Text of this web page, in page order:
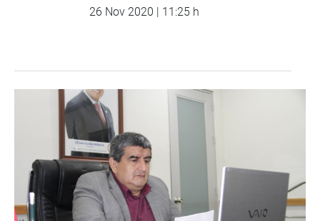
26 Nov 2020 | 11:25 h